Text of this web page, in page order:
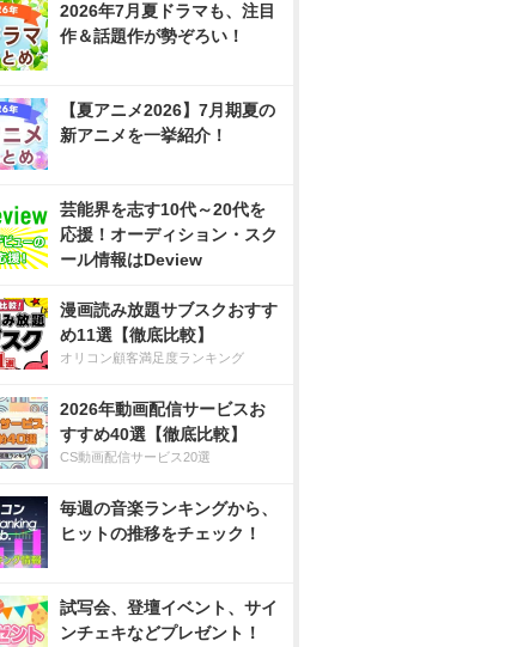
2026年7月夏ドラマも、注目
作＆話題作が勢ぞろい！
【夏アニメ2026】7月期夏の
新アニメを一挙紹介！
芸能界を志す10代～20代を
応援！オーディション・スク
ール情報はDeview
漫画読み放題サブスクおすす
め11選【徹底比較】
オリコン顧客満足度ランキング
2026年動画配信サービスお
すすめ40選【徹底比較】
CS動画配信サービス20選
毎週の音楽ランキングから、
ヒットの推移をチェック！
試写会、登壇イベント、サイ
ンチェキなどプレゼント！